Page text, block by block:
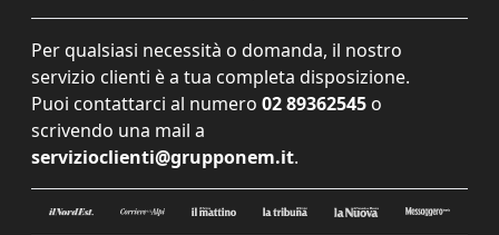
Per qualsiasi necessità o domanda, il nostro
servizio clienti è a tua completa disposizione.
Puoi contattarci al numero 02 89362545 o
scrivendo una mail a
servizioclienti@grupponem.it.